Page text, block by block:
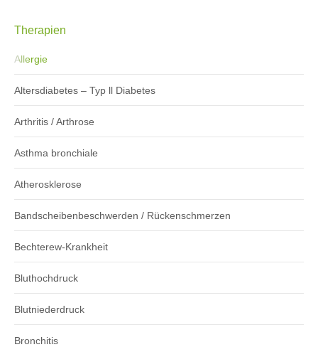
Therapien
Allergie
Altersdiabetes – Typ ll Diabetes
Arthritis / Arthrose
Asthma bronchiale
Atherosklerose
Bandscheibenbeschwerden / Rückenschmerzen
Bechterew-Krankheit
Bluthochdruck
Blutniederdruck
Bronchitis